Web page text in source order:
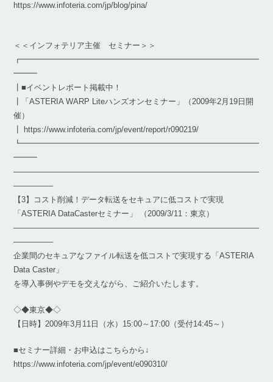
https://www.infoteria.com/jp/blog/pina/
＜＜インフォテリア主催 セミナー＞＞
┏━━━━━━━━━━━━━━━━━━━━━━━━━━━━━━
━━━
┃■イベントレポート掲載中！
┃「ASTERIA WARP Liteハンズオンセミナー」（2009年2月19日開
催）
┃ https://www.infoteria.com/jp/event/report/r090219/
┗━━━━━━━━━━━━━━━━━━━━━━━━━━━━━━
━━━
―――――――――――――――――――――――――――――――
―――――
【3】コスト削減！データ転送をセキュアに低コストで実現
「ASTERIA DataCasterセミナー」 （2009/3/11：東京）
―――――――――――――――――――――――――――――――
―――――
企業間のセキュアなファイル転送を低コストで実現する「ASTERIA
Data Caster」
を導入事例やデモを交えながら、ご紹介いたします。
◇◆東京◆◇
【日時】2009年3月11日（水）15:00～17:00（受付14:45～）
■セミナー詳細・お申込はこちらから↓
https://www.infoteria.com/jp/event/e090310/